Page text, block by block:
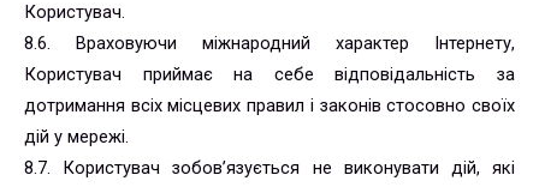
Користувач.
8.6. Враховуючи міжнародний характер Інтернету,
Користувач приймає на себе відповідальність за
дотримання всіх місцевих правил і законів стосовно своїх
дій у мережі.
8.7. Користувач зобов’язується не виконувати дій, які